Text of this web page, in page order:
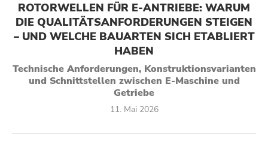
ROTORWELLEN FÜR E-ANTRIEBE: WARUM
DIE QUALITÄTSANFORDERUNGEN STEIGEN
– UND WELCHE BAUARTEN SICH ETABLIERT
HABEN
Technische Anforderungen, Konstruktionsvarianten
und Schnittstellen zwischen E-Maschine und
Getriebe
11. Mai 2026